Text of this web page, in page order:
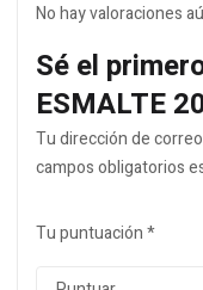
No hay valoraciones
Sé el
ESMALTE
Tu dirección de
campos obligatorios
Tu puntuación*